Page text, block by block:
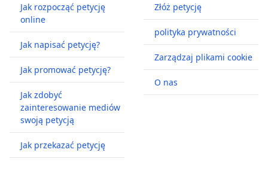
Jak rozpocząć petycję
online
Jak napisać petycję?
Jak promować petycję?
Jak zdobyć
zainteresowanie mediów
swoją petycją
Jak przekazać petycję
Złóż petycję
polityka prywatności
Zarządzaj plikami cookie
O nas